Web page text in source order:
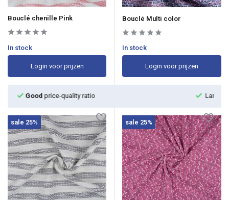
Bouclé chenille Pink
In stock
Login voor prijzen
Bouclé Multi color
In stock
Login voor prijzen
Large assortment with
sale 25% sale 25%